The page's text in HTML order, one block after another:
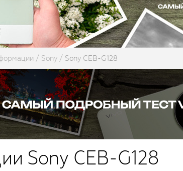
Sony Sony CEB-G128
Sony CEB-G128